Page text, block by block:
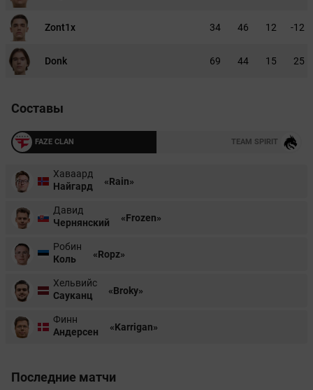
Zont1x 34 46 12 -12
Donk 69 44 15 25
Составы
FAZE CLAN TEAM SPIRIT
Хаваард
Найгард
«Rain»
Давид
Чернянский
«Frozen»
Робин
Коль
«Ropz»
Хельвийс
Сауканц
«Broky»
Финн
Андерсен
«Karrigan»
Последние матчи